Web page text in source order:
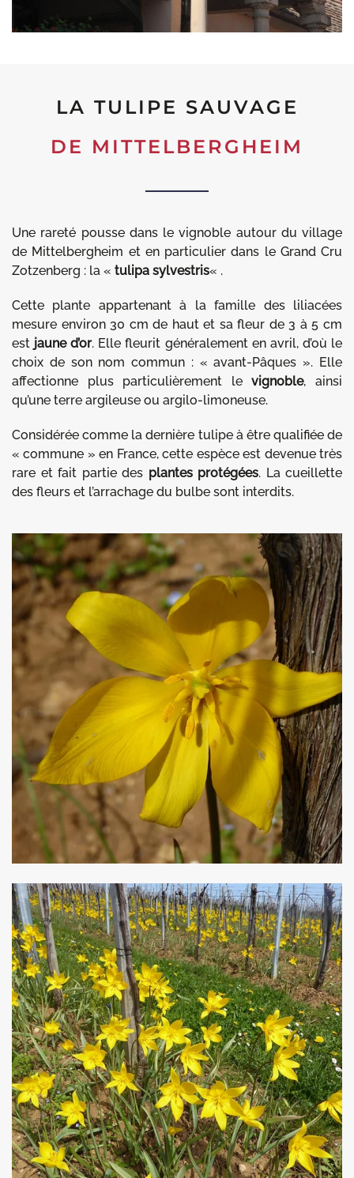
LA TULIPE SAUVAGE
DE MITTELBERGHEIM
Une rareté pousse dans le vignoble autour du village
de Mittelbergheim et en particulier dans le Grand Cru
Zotzenberg : la « tulipa sylvestris« .
Cette plante appartenant à la famille des liliacées
mesure environ 30 cm de haut et sa fleur de 3 à 5 cm
est jaune d’or. Elle fleurit généralement en avril, d’où le
choix de son nom commun : « avant-Pâques ». Elle
affectionne plus particulièrement levignoble, ainsi
qu’une terre argileuse ou argilo-limoneuse.
Considérée comme la dernière tulipe à être qualifiée de
« commune » en France, cette espèce est devenue très
rare et fait partie des plantes protégées. La cueillette
des fleurs et l’arrachage du bulbe sont interdits.